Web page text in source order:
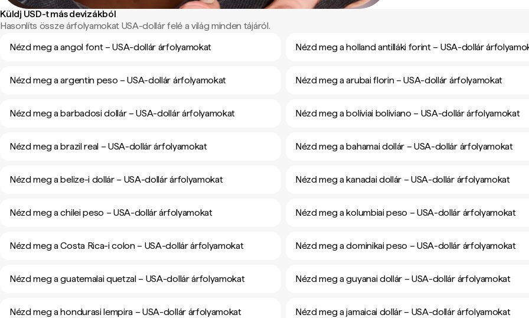
Küldj USD-t más devizákból
Hasonlíts össze árfolyamokat USA-dollár felé a világ minden tájáról.
Nézd meg a angol font – USA-dollár árfolyamokat
Nézd meg a holland antilláki forint – USA-dollár
Nézd meg a argentin peso – USA-dollár árfolyamokat Nézd meg a arubai florin – USA-dollár árfolyamokat
Nézd meg a barbadosi dollár – USA-dollár árfolyamokat Nézd meg a bolíviai boliviano – USA-dollár árfolyamokat
Nézd meg a brazil real – USA-dollár árfolyamokat Nézd meg a bahamai dollár – USA-dollár árfolyamokat
Nézd meg a belize-i dollár – USA-dollár árfolyamokat Nézd meg a kanadai dollár – USA-dollár árfolyamokat
Nézd meg a chilei peso – USA-dollár árfolyamokat Nézd meg a kolumbiai peso – USA-dollár árfolyamokat
Nézd meg a Costa Rica-i colon – USA-dollár árfolyamokat Nézd meg a dominikai peso – USA-dollár árfolyamokat
Nézd meg a guatemalai quetzal – USA-dollár árfolyamokat Nézd meg a guyanai dollár – USA-dollár árfolyamokat
Nézd meg a hondurasi lempira – USA-dollár árfolyamokat Nézd meg a jamaicai dollár – USA-dollár árfolyamokat